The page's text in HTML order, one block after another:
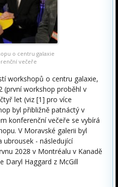
o centru galaxie
večeře
workshopů o centru galaxie,
(první workshop proběhl v
let (viz [1] pro více
byl přibližně patnáctý v
konferenční večeře se vybírá
V Moravské galerii byl
ubrousek - následující
2028 v Montréalu v Kanadě
Daryl Haggard z McGill